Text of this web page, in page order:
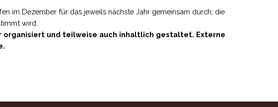
im Dezember für das jeweils nächste Jahr gemeinsam durch; die
wird.
und teilweise auch inhaltlich gestaltet. Externe